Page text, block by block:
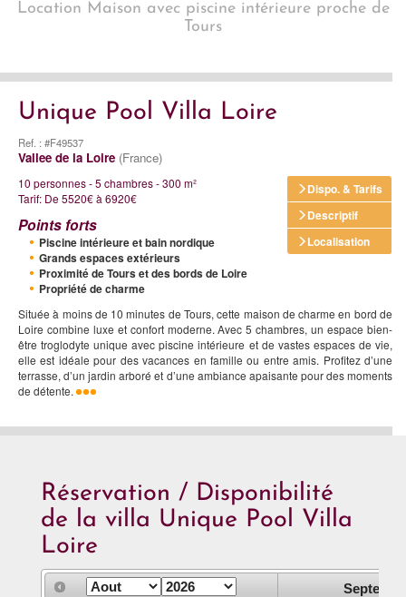
Location Maison avec piscine intérieure proche de
Tours
Unique Pool Villa Loire
Ref. : #F49537
Vallee de la Loire (France)
Dispo. & Tarifs
Descriptif
Localisation
10 personnes - 5 chambres - 300 m²
Tarif: De 5520€ à 6920€
Points forts
Piscine intérieure et bain nordique
Grands espaces extérieurs
Proximité de Tours et des bords de Loire
Propriété de charme
Située à moins de 10 minutes de Tours, cette maison de charme en bord de
Loire combine luxe et confort moderne. Avec 5 chambres, un espace bien-
être troglodyte unique avec piscine intérieure et de vastes espaces de vie,
elle est idéale pour des vacances en famille ou entre amis. Profitez d’une
terrasse, d’un jardin arboré et d’une ambiance apaisante pour des moments
de détente.
Réservation / Disponibilité
de la villa Unique Pool Villa
Loire